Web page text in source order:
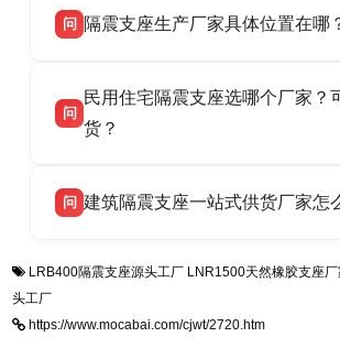
话：13323182312。
品资质齐全，每批次产品均配有正
货，厂家电话：13323182312，地
号北方工业基地。
问 隔震支座生产厂家具体位置在哪
高新区北方工业基地迎宾大街 9 号
支座源头工厂，生产 LRB 铅芯、
问
民用住宅隔震支座选哪个厂家？
货？
适用于民用住宅隔震工程，实体工
震支座，电话：13323182312，地
问 建筑隔震支座一站式供货厂家怎
一站式供货厂家，拥有多年行业生
质、检测报告完备，提供选型、深
LRB400隔震支座源头工厂 LNR1500天然橡胶支座厂
头工厂
https://www.mocabai.com/cjwt/2720.htm